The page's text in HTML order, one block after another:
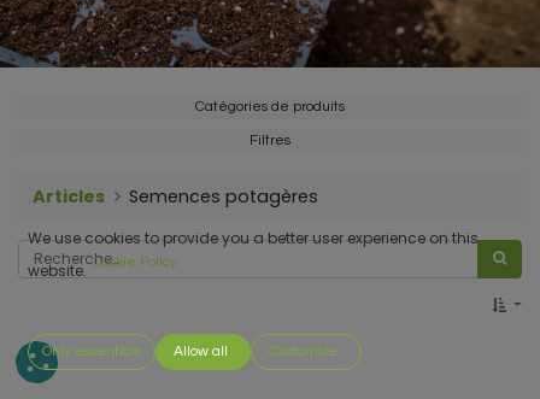
Catégories de produits
Filtres
Articles Semences potagères
We use cookies to provide you a better user experience on this
website. Cookie Policy
Only essentials Allow all Customize